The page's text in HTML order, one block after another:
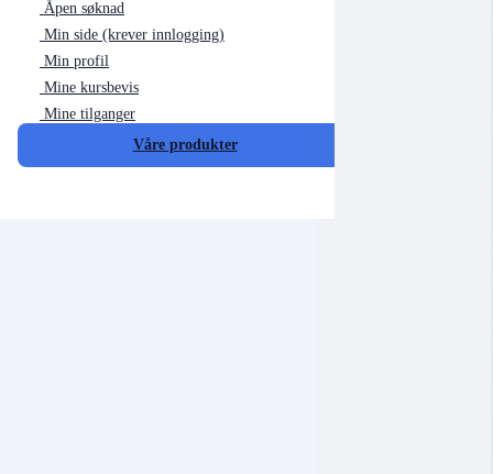
Åpen søknad
Min side (krever innlogging)
Min profil
Mine kursbevis
Mine tilganger
Våre produkter